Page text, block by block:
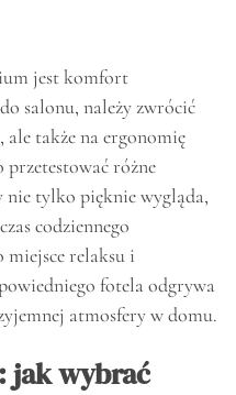
jest komfort
salonu, należy zwrócić
także na ergonomię
różne
nie tylko pięknie wygląda,
codziennego
relaksu i
fotela odgrywa
atmosfery w domu.
jak wybrać